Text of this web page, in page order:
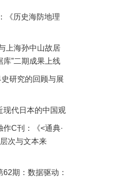
《历史海防地理
上海孙中山故居
”二期成果上线
研究的回顾与展
现代日本的中国观
C刊：《<通典·
次与文本来
62期：数据驱动：